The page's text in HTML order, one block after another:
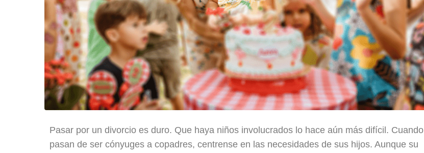
Pasar por un divorcio es duro. Que haya niños involucrados lo hace aún más difícil. Cuando
pasan de ser cónyuges a copadres, centrense en las necesidades de sus hijos. Aunque su